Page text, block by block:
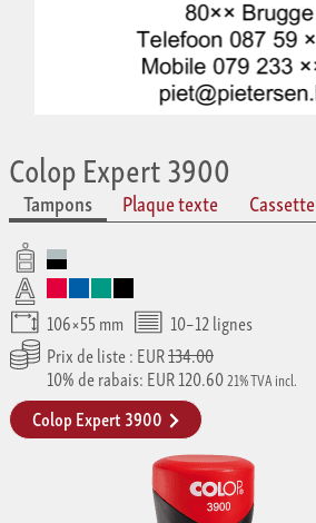
Colop Expert 3900
Tampons Plaque texte Cassette
106×55 mm
10–12 lignes
Prix de liste : EUR134.00
10% de rabais: EUR 120.6021% TVA incl.
Colop Expert 3900